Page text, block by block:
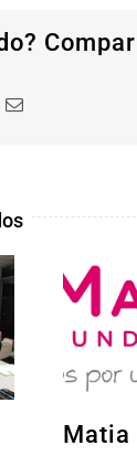
Correo
Matia